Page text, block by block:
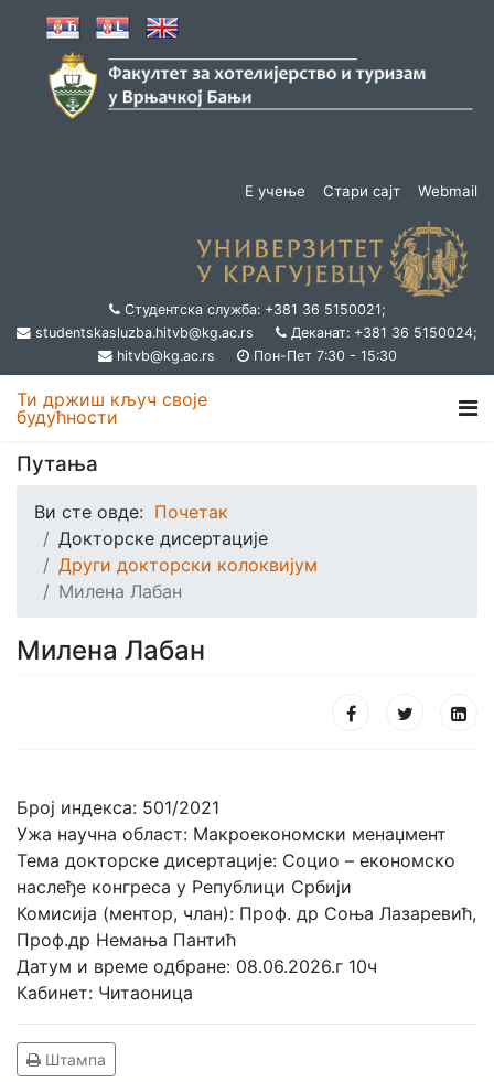
Е учење Стари сајт Webmail
Студентска служба: +381 36 5150021;
studentskasluzba.hitvb@kg.ac.rs
Деканат: +381 36 5150024;
hitvb@kg.ac.rs
Пон-Пет 7:30 - 15:30
Ти држиш кључ своје
будућности
Путања
Ви сте овде: Почетак
Докторске дисертације
Други докторски колоквијум
Милена Лабан
Милена Лабан
Број индекса: 501/2021
Ужа научна област: Макроекономски менаџмент
Тема докторске дисертације: Социо – економско
наслеђе конгреса у Републици Србији
Комисија (ментор, члан): Проф. др Соња Лазаревић,
Проф.др Немања Пантић
Датум и време одбране: 08.06.2026.г 10ч
Кабинет: Читаоница
Штампа